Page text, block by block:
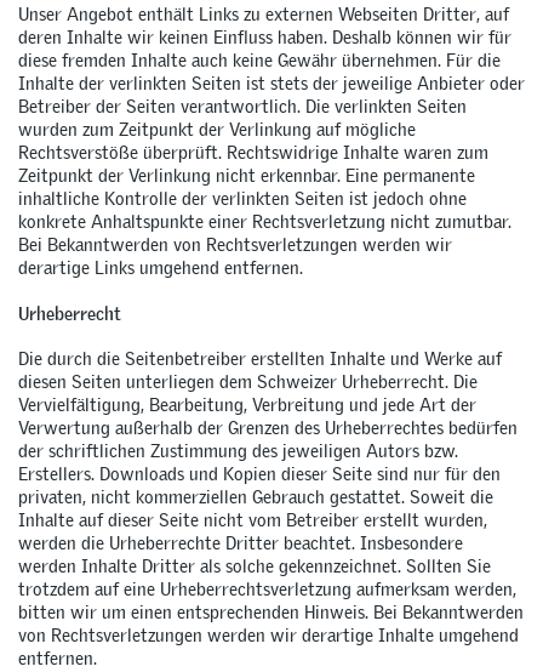
Unser Angebot enthält Links zu externen Webseiten Dritter, auf
deren Inhalte wir keinen Einfluss haben. Deshalb können wir für
diese fremden Inhalte auch keine Gewähr übernehmen. Für die
Inhalte der verlinkten Seiten ist stets der jeweilige Anbieter oder
Betreiber der Seiten verantwortlich. Die verlinkten Seiten
wurden zum Zeitpunkt der Verlinkung auf mögliche
Rechtsverstöße überprüft. Rechtswidrige Inhalte waren zum
Zeitpunkt der Verlinkung nicht erkennbar. Eine permanente
inhaltliche Kontrolle der verlinkten Seiten ist jedoch ohne
konkrete Anhaltspunkte einer Rechtsverletzung nicht zumutbar.
Bei Bekanntwerden von Rechtsverletzungen werden wir
derartige Links umgehend entfernen.
Urheberrecht
Die durch die Seitenbetreiber erstellten Inhalte und Werke auf
diesen Seiten unterliegen dem Schweizer Urheberrecht. Die
Vervielfältigung, Bearbeitung, Verbreitung und jede Art der
Verwertung außerhalb der Grenzen des Urheberrechtes bedürfen
der schriftlichen Zustimmung des jeweiligen Autors bzw.
Erstellers. Downloads und Kopien dieser Seite sind nur für den
privaten, nicht kommerziellen Gebrauch gestattet. Soweit die
Inhalte auf dieser Seite nicht vom Betreiber erstellt wurden,
werden die Urheberrechte Dritter beachtet. Insbesondere
werden Inhalte Dritter als solche gekennzeichnet. Sollten Sie
trotzdem auf eine Urheberrechtsverletzung aufmerksam werden,
bitten wir um einen entsprechenden Hinweis. Bei Bekanntwerden
von Rechtsverletzungen werden wir derartige Inhalte umgehend
entfernen.